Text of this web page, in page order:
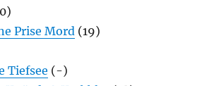
Prise Mord (19)
Tiefsee (-)